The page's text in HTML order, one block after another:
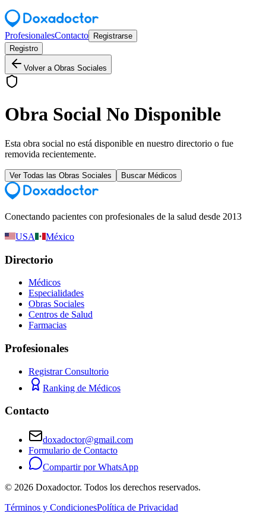
ProfesionalesContacto
Registrarse
Registro
Volver a Obras Sociales
Obra Social No Disponible
Esta obra social no está disponible en nuestro directorio o fue
removida recientemente.
Ver Todas las Obras Sociales Buscar Médicos
Conectando pacientes con profesionales de la salud desde 2013
USA
México
Directorio
Médicos
Especialidades
Obras Sociales
Centros de Salud
Farmacias
Profesionales
Registrar Consultorio
Ranking de Médicos
Contacto
doxadoctor@gmail.com
Formulario de Contacto
Compartir por WhatsApp
© 2026 Doxadoctor. Todos los derechos reservados.
Términos y CondicionesPolítica de Privacidad